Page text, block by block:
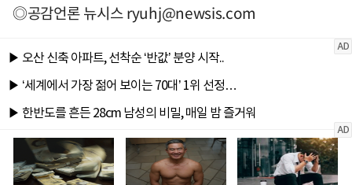
◎공감언론 뉴시스ryuhj@newsis.com